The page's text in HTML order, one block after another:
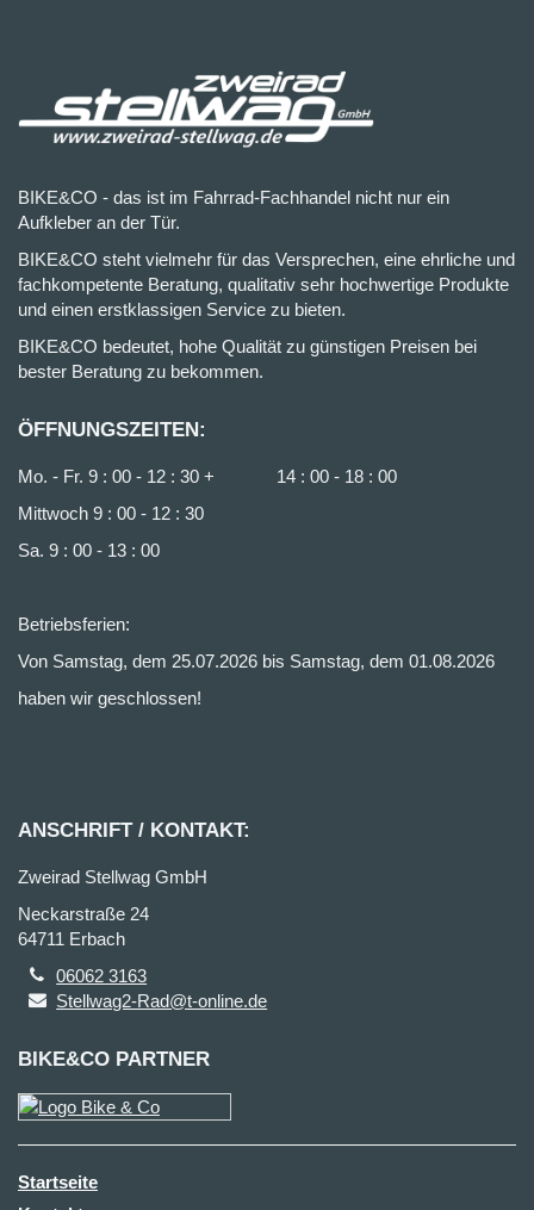
BIKE&CO - das ist im Fahrrad-Fachhandel nicht nur ein
Aufkleber an der Tür.
BIKE&CO steht vielmehr für das Versprechen, eine ehrliche und
fachkompetente Beratung, qualitativ sehr hochwertige Produkte
und einen erstklassigen Service zu bieten.
BIKE&CO bedeutet, hohe Qualität zu günstigen Preisen bei
bester Beratung zu bekommen.
ÖFFNUNGSZEITEN:
Mo. - Fr. 9 : 00 - 12 : 30 + 14 : 00 - 18 : 00
Mittwoch 9 : 00 - 12 : 30
Sa. 9 : 00 - 13 : 00
Betriebsferien:
Von Samstag, dem 25.07.2026 bis Samstag, dem 01.08.2026
haben wir geschlossen!
ANSCHRIFT / KONTAKT:
Zweirad Stellwag GmbH
Neckarstraße 24
64711 Erbach
06062 3163
Stellwag2-Rad@t-online.de
BIKE&CO PARTNER
Startseite